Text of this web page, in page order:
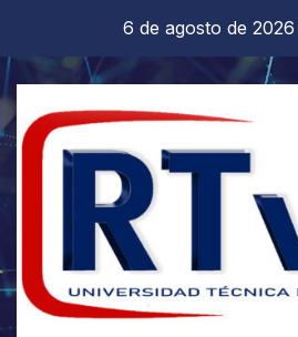
contenido
6 de agosto de 2026